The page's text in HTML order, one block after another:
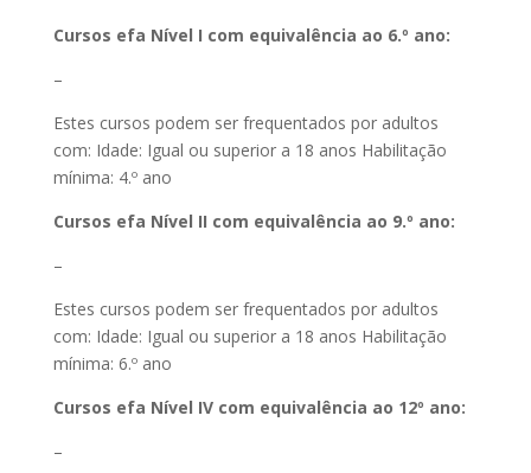
Cursos efa Nível I com equivalência ao 6.º ano:
–
Estes cursos podem ser frequentados por adultos
com: Idade: Igual ou superior a 18 anos Habilitação
mínima: 4.º ano
Cursos efa Nível II com equivalência ao 9.º ano:
–
Estes cursos podem ser frequentados por adultos
com: Idade: Igual ou superior a 18 anos Habilitação
mínima: 6.º ano
Cursos efa Nível IV com equivalência ao 12º ano:
–